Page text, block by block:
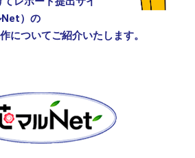
Net）の
についてご紹介いたします。